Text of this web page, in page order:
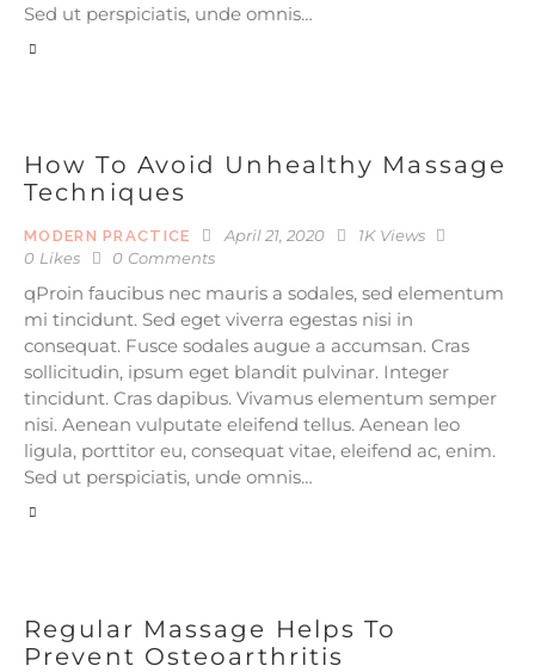
Sed ut perspiciatis, unde omnis…
How To Avoid Unhealthy Massage
Techniques
MODERN PRACTICE April 21, 2020 1K Views
0 Likes 0 Comments
qProin faucibus nec mauris a sodales, sed elementum
mi tincidunt. Sed eget viverra egestas nisi in
consequat. Fusce sodales augue a accumsan. Cras
sollicitudin, ipsum eget blandit pulvinar. Integer
tincidunt. Cras dapibus. Vivamus elementum semper
nisi. Aenean vulputate eleifend tellus. Aenean leo
ligula, porttitor eu, consequat vitae, eleifend ac, enim.
Sed ut perspiciatis, unde omnis…
Regular Massage Helps To
Prevent Osteoarthritis